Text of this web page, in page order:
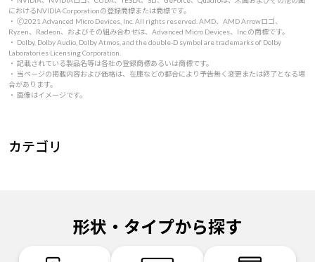
におけるNVIDIA Corporationの登録商標または商標です。
・ 🄫2021 Advanced Micro Devices, Inc. All rights reserved. AMD、AMD Arrowロゴ、
Ryzen、Radeon、およびその組み合わせは、Advanced Micro Devices、Inc.の商標です。
・ Dolby, Dolby Audio, Dolby Atmos, and the double-D symbol are trademarks of Dolby
Laboratories Licensing Corporation.
・ 記載されている製品名等は各社の登録商標あるいは商標です。
・ 当ページの掲載内容および価格は、在庫などの都合により予告無く変更または終了となる場
合があります。
・ 画像はイメージです。
カテゴリ
形状・タイプから探す